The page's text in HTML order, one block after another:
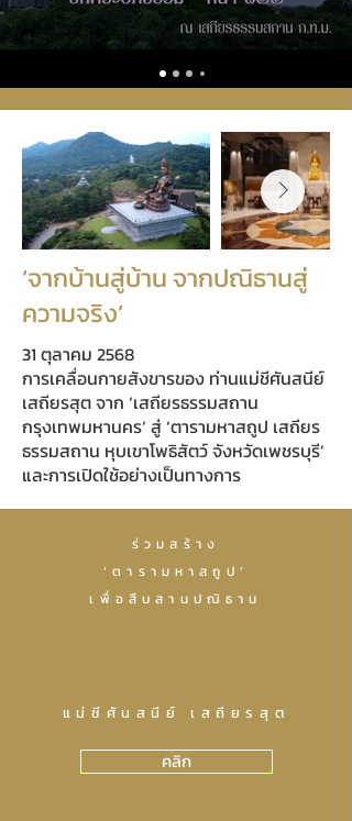
‘จากบ้านสู่บ้าน จากปณิธานสู่
ความจริง’
31 ตุลาคม 2568
การเคลื่อนกายสังขารของ ท่านแม่ชีศันสนีย์
เสถียรสุต จาก ‘เสถียรธรรมสถาน
กรุงเทพมหานคร’ สู่ ‘ตารามหาสถูป เสถียร
ธรรมสถาน หุบเขาโพธิสัตว์ จังหวัดเพชรบุรี’
และการเปิดใช้อย่างเป็นทางการ
ร่วมสร้าง
‘ตารามหาสถูป’
เพื่อสืบสานปณิธาน
แม่ชีศันสนีย์ เสถียรสุต
คลิก